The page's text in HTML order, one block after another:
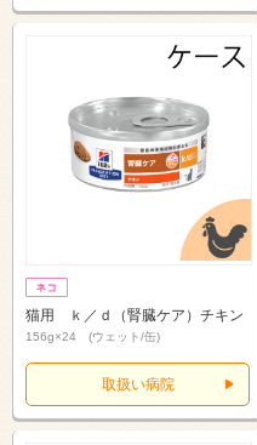
猫用 ｋ／ｄ（腎臓ケア）チキン
156g×24 (ウェット/缶)
取扱い病院